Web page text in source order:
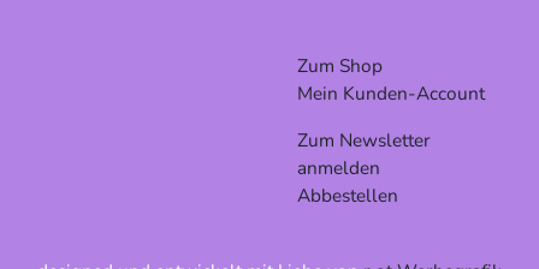
Zum Shop
Mein Kunden-Account
Zum Newsletter
anmelden
Abbestellen